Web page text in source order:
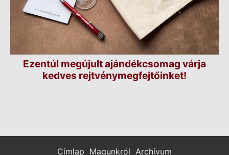
Ezentúl megújult ajándékcsomag várja
kedves rejtvénymegfejtőinket!
Címlap Magunkról Archívum